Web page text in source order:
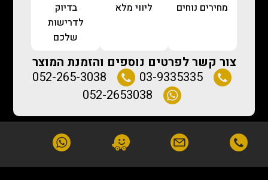
מחירים נוחים ליווי מלא
בדיוק
לדרישות
שלכם
צור קשר לפרטים נוספים והזמנת המוצר
03-9335335
052-265-3038
052-2653038